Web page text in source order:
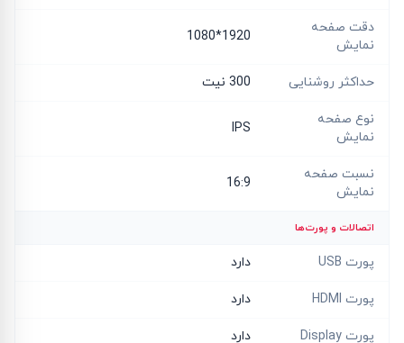
دقت صفحه
نمایش
1920*1080
حداکثر روشنایی 300 نیت
نوع صفحه
نمایش
IPS
نسبت صفحه
نمایش
16:9
اتصالات و پورت‌ها
پورت USB دارد
پورت HDMI دارد
پورت Display دارد